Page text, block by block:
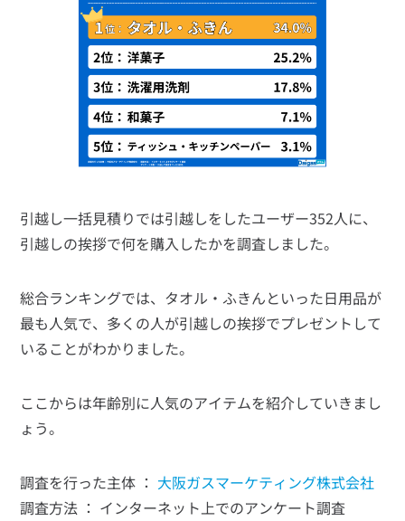
引越し一括見積りでは引越しをしたユーザー352人に、
引越しの挨拶で何を購入したかを調査しました。
総合ランキングでは、タオル・ふきんといった日用品が
最も人気で、多くの人が引越しの挨拶でプレゼントして
いることがわかりました。
ここからは年齢別に人気のアイテムを紹介していきまし
ょう。
調査を行った主体 ： 大阪ガスマーケティング株式会社
調査方法 ： インターネット上でのアンケート調査